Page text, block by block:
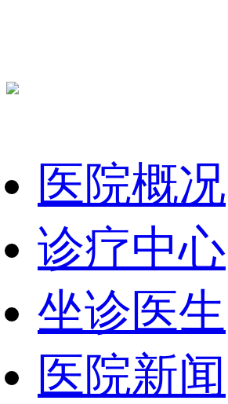
医院概况
诊疗中心
坐诊医生
医院新闻